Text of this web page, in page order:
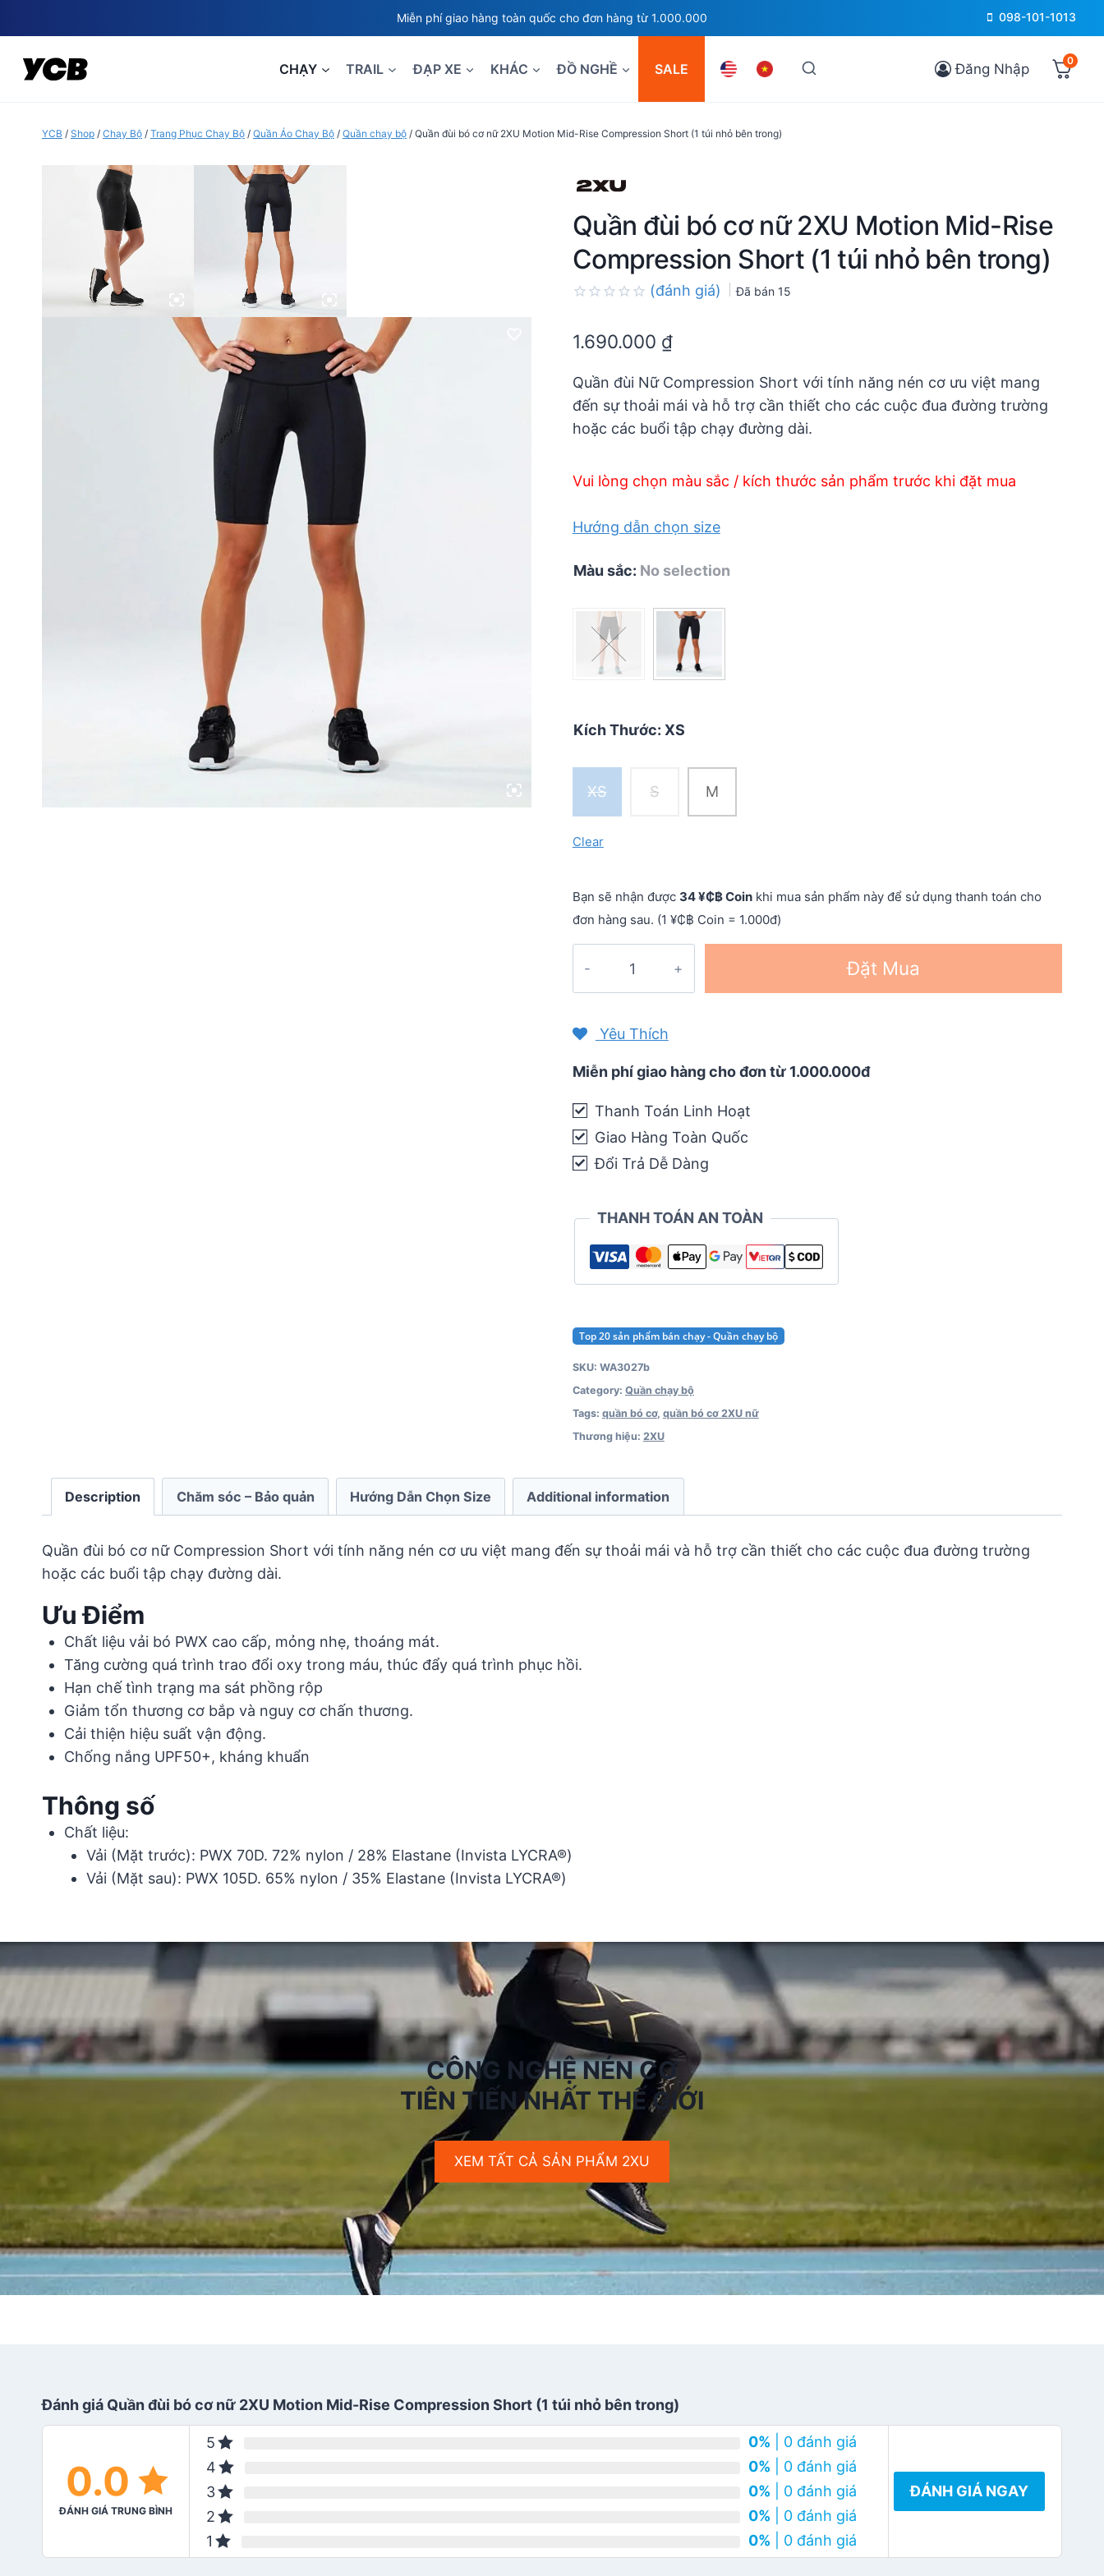
to
content
Miễn phí giao hàng toàn quốc cho đơn hàng từ 1.000.000 098-101-1013
CHẠY TRAIL ĐẠP XE KHÁC ĐỒ NGHỀ SALE Đăng Nhập 0
YCB / Shop / Chạy Bộ / Trang Phục Chạy Bộ / Quần Áo Chạy Bộ / Quần chạy bộ / Quần đùi bó cơ nữ 2XU Motion Mid-Rise Compression Short (1 túi nhỏ bên trong)
Quần đùi bó cơ nữ 2XU Motion Mid-Rise
Compression Short (1 túi nhỏ bên trong)
out
(đánh giá) Đã bán 15
1.690.000 ₫
Quần đùi Nữ Compression Short với tính năng nén cơ ưu việt mang
đến sự thoải mái và hỗ trợ cần thiết cho các cuộc đua đường trường
hoặc các buổi tập chạy đường dài.
Vui lòng chọn màu sắc / kích thước sản phẩm trước khi đặt mua
Hướng dẫn chọn size
Màu sắc: No selection
Kích Thước: XS
XS S M
Clear
Bạn sẽ nhận được 34 ¥₵฿ Coinkhi mua sản phẩm này để sử dụng thanh toán cho
đơn hàng sau. (1 ¥₵฿ Coin = 1.000đ)
cơ
2XU
Mid-
Rise
Compression
nhỏ
quantity
Đặt Mua
Yêu Thích
Miễn phí giao hàng cho đơn từ 1.000.000đ
Thanh Toán Linh Hoạt
Giao Hàng Toàn Quốc
Đổi Trả Dễ Dàng
THANH TOÁN AN TOÀN
Top 20 sản phẩm bán chạy - Quần chạy bộ
SKU: WA3027b
Category: Quần chạy bộ
Tags: quần bó cơ, quần bó cơ 2XU nữ
Thương hiệu: 2XU
Description Chăm sóc – Bảo quản Hướng Dẫn Chọn Size Additional information
Quần đùi bó cơ nữ Compression Short với tính năng nén cơ ưu việt mang đến sự thoải mái và hỗ trợ cần thiết cho các cuộc đua đường trường
hoặc các buổi tập chạy đường dài.
Ưu Điểm
Chất liệu vải bó PWX cao cấp, mỏng nhẹ, thoáng mát.
Tăng cường quá trình trao đổi oxy trong máu, thúc đẩy quá trình phục hồi.
Hạn chế tình trạng ma sát phồng rộp
Giảm tổn thương cơ bắp và nguy cơ chấn thương.
Cải thiện hiệu suất vận động.
Chống nắng UPF50+, kháng khuẩn
Thông số
Chất liệu:
Vải (Mặt trước): PWX 70D. 72% nylon / 28% Elastane (Invista LYCRA®)
Vải (Mặt sau): PWX 105D. 65% nylon / 35% Elastane (Invista LYCRA®)
CÔNG NGHỆ NÉN CƠ
TIÊN TIẾN NHẤT THẾ GIỚI
XEM TẤT CẢ SẢN PHẨM 2XU
Đánh giá Quần đùi bó cơ nữ 2XU Motion Mid-Rise Compression Short (1 túi nhỏ bên trong)
0.0
ĐÁNH GIÁ TRUNG BÌNH
5 0% | 0 đánh giá
4
0% | 0 đánh giá
3
0% | 0 đánh giá
2
0% | 0 đánh giá
1
0% | 0 đánh giá
ĐÁNH GIÁ NGAY